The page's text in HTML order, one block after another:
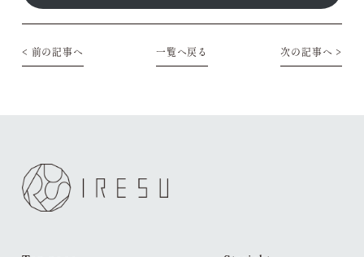
< 前の記事へ 一覧へ戻る 次の記事へ >